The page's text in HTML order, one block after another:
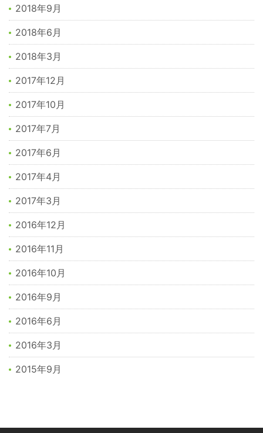
2018年9月
2018年6月
2018年3月
2017年12月
2017年10月
2017年7月
2017年6月
2017年4月
2017年3月
2016年12月
2016年11月
2016年10月
2016年9月
2016年6月
2016年3月
2015年9月